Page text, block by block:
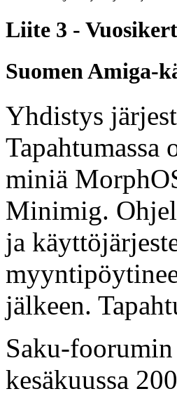
Liite 3 -
Suomen Amiga-
Yhdistys
miniä
Minimig.
ja
jälkeen.
Saku-
kesäkuussa